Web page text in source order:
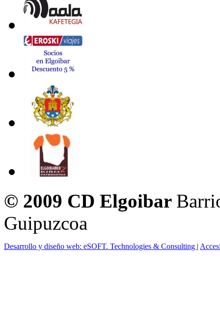
© 2009 CD Elgoibar
Guipuzcoa
Desarrollo y diseño web: eSOFT. Technologies & Consulting |